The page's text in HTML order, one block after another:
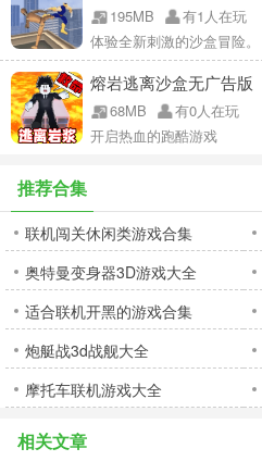
195MB
有1人在玩
体验全新刺激的沙盒冒险。
熔岩逃离沙盒无广告版
68MB
有0人在玩
开启热血的跑酷游戏
推荐合集
联机闯关休闲类游戏合集
奥特曼变身器3D游戏大全
适合联机开黑的游戏合集
炮艇战3d战舰大全
摩托车联机游戏大全
相关文章